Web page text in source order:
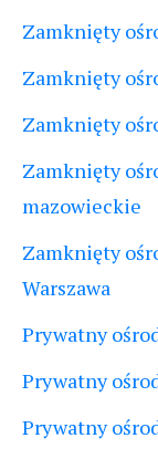
Zamknięty
Zamknięty
Zamknięty
Zamknięty
mazowieckie
Zamknięty
Warszawa
Prywatny
Prywatny
Prywatny